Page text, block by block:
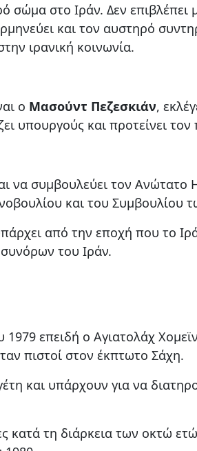
σώμα στο Ιράν. Δεν επιβλέπει
και τον αυστηρό
ιρανική κοινωνία.
ο Μασούντ Πεζεσκιάν,
υπουργούς και προτείνει
να συμβουλεύει τον Ανώτατο
και του Συμβουλίου
από την εποχή που το
του Ιράν.
επειδή ο Αγιατολάχ
πιστοί στον έκπτωτο Σάχη.
και υπάρχουν για να
κατά τη διάρκεια των οκτώ